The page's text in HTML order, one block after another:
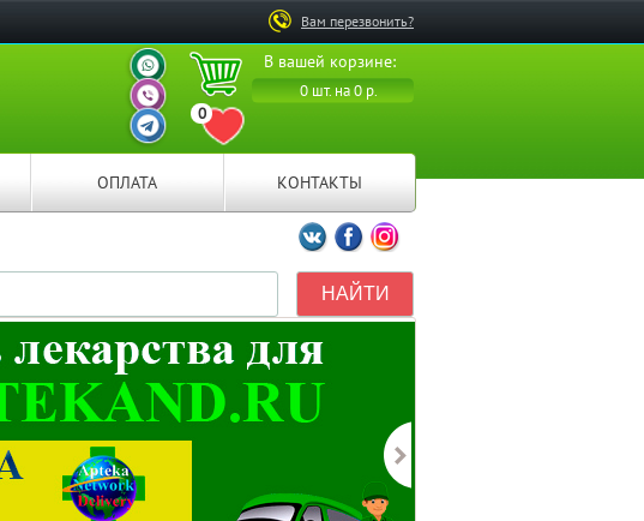
Вам перезвонить?
В вашей корзине:
0 шт. на 0 р.
0
ПЕРЕЙТИ В ИЗБРАННОЕ
ВАШ ПЕРСОНАЛЬНЫЙ
МЕНЕДЖЕР
ВАШ ПЕРСОНАЛЬНЫЙ
МЕНЕДЖЕР
ВАШ ПЕРСОНАЛЬНЫЙ
МЕНЕДЖЕР
ОПЛАТА КОНТАКТЫ
Мы ВКонтакте
Мы на Facebook
Мы в Instagramm